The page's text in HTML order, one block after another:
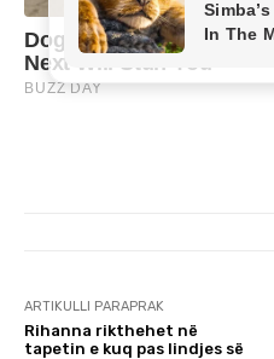
ARTIKULLI PARAPRAK
Rihanna rikthehet në
tapetin e kuq pas lindjes së